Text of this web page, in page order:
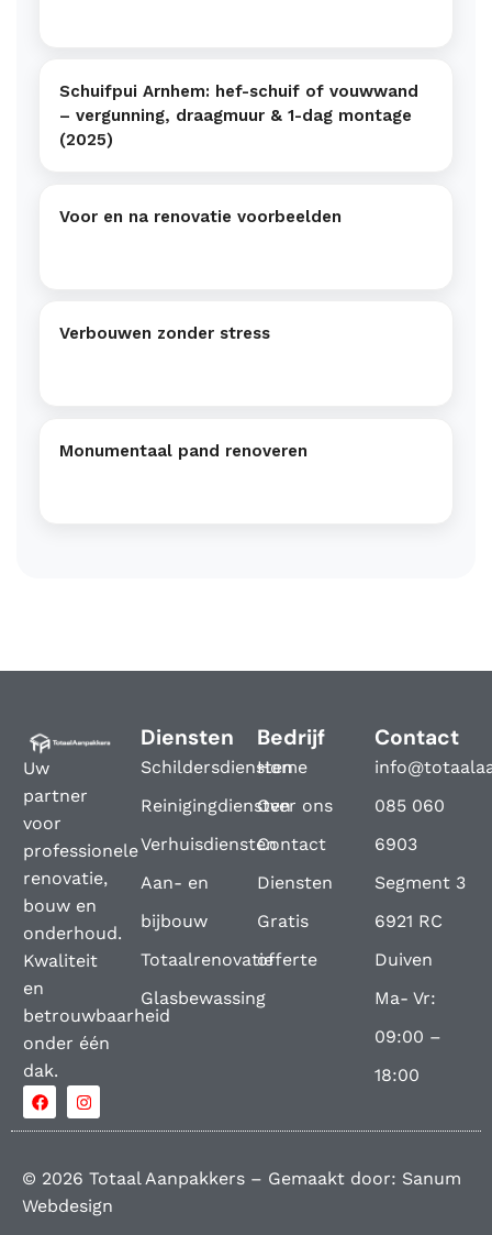
Schuifpui Arnhem: hef-schuif of vouwwand
– vergunning, draagmuur & 1-dag montage
(2025)
Voor en na renovatie voorbeelden
Verbouwen zonder stress
Monumentaal pand renoveren
Uw
partner
voor
professionele
renovatie,
bouw en
onderhoud.
Kwaliteit
en
betrouwbaarheid
onder één
dak.
Diensten
Schildersdiensten
Reinigingdiensten
Verhuisdiensten
Aan- en
bijbouw
Totaalrenovatie
Glasbewassing
Bedrijf
Home
Over ons
Contact
Diensten
Gratis
offerte
Contact
085 060
6903
Segment 3
6921 RC
Duiven
Ma- Vr:
09:00 –
18:00
© 2026 Totaal Aanpakkers – Gemaakt door: Sanum
Webdesign